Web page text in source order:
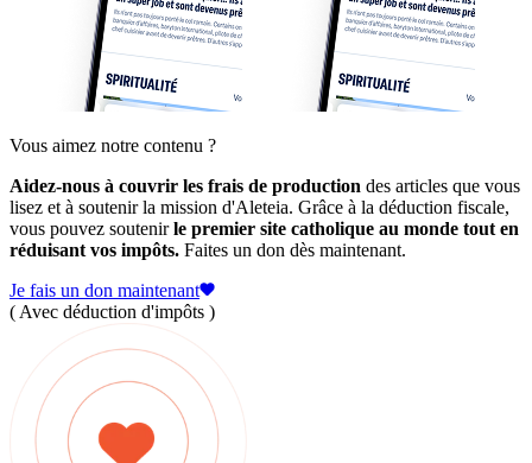
Vous aimez notre contenu ?
Aidez-nous à couvrir les frais de production des articles que vous
lisez et à soutenir la mission d'Aleteia. Grâce à la déduction fiscale,
vous pouvez soutenirle premier site catholique au monde tout en
réduisant vos impôts. Faites un don dès maintenant.
Je fais un don maintenant
( Avec déduction d'impôts )